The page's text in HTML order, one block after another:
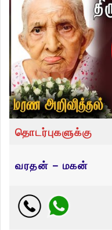
தொடர்புகளுக்கு
வரதன் – மகன்